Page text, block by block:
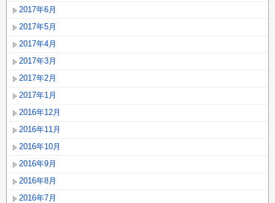
2017年6月
2017年5月
2017年4月
2017年3月
2017年2月
2017年1月
2016年12月
2016年11月
2016年10月
2016年9月
2016年8月
2016年7月